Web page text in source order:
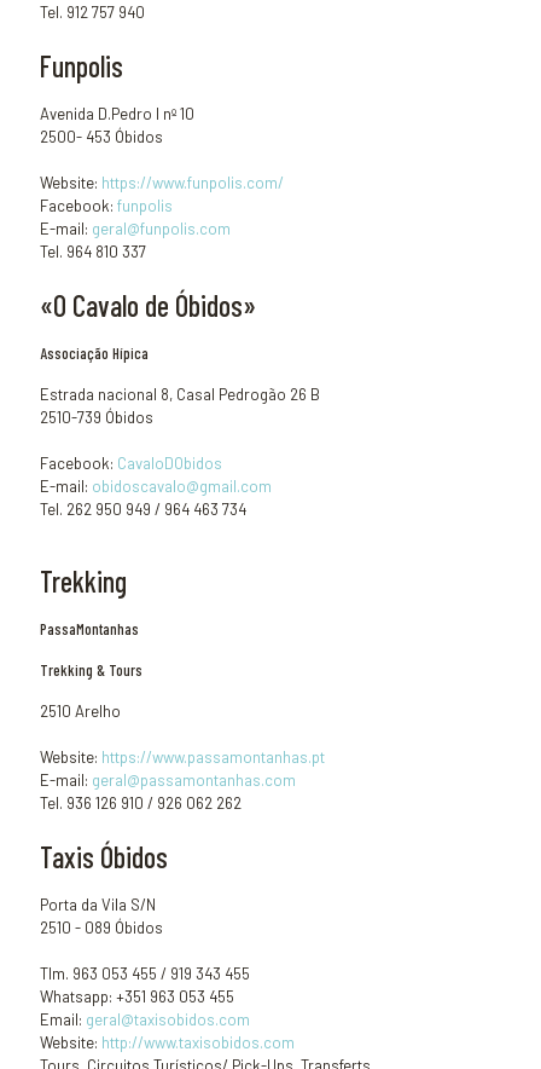
Tel. 912 757 940
Funpolis
Avenida D.Pedro I nº 10
2500- 453 Óbidos
Website: https://www.funpolis.com/
Facebook: funpolis
E-mail: geral@funpolis.com
Tel. 964 810 337
«O Cavalo de Óbidos»
Associação Hípica
Estrada nacional 8, Casal Pedrogão 26 B
2510-739 Óbidos
Facebook: CavaloDObidos
E-mail: obidoscavalo@gmail.com
Tel. 262 950 949 / 964 463 734
Trekking
PassaMontanhas
Trekking & Tours
2510 Arelho
Website: https://www.passamontanhas.pt
E-mail: geral@passamontanhas.com
Tel. 936 126 910 / 926 062 262
Taxis Óbidos
Porta da Vila S/N
2510 - 089 Óbidos
Tlm. 963 053 455 / 919 343 455
Whatsapp: +351 963 053 455
Email: geral@taxisobidos.com
Website: http://www.taxisobidos.com